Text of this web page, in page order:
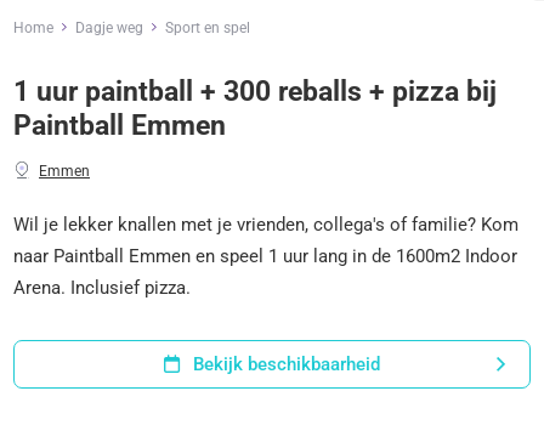
Home Dagje weg Sport en spel
1 uur paintball + 300 reballs + pizza bij
Paintball Emmen
Emmen
Wil je lekker knallen met je vrienden, collega's of familie? Kom
naar Paintball Emmen en speel 1 uur lang in de 1600m2 Indoor
Arena. Inclusief pizza.
Bekijk beschikbaarheid